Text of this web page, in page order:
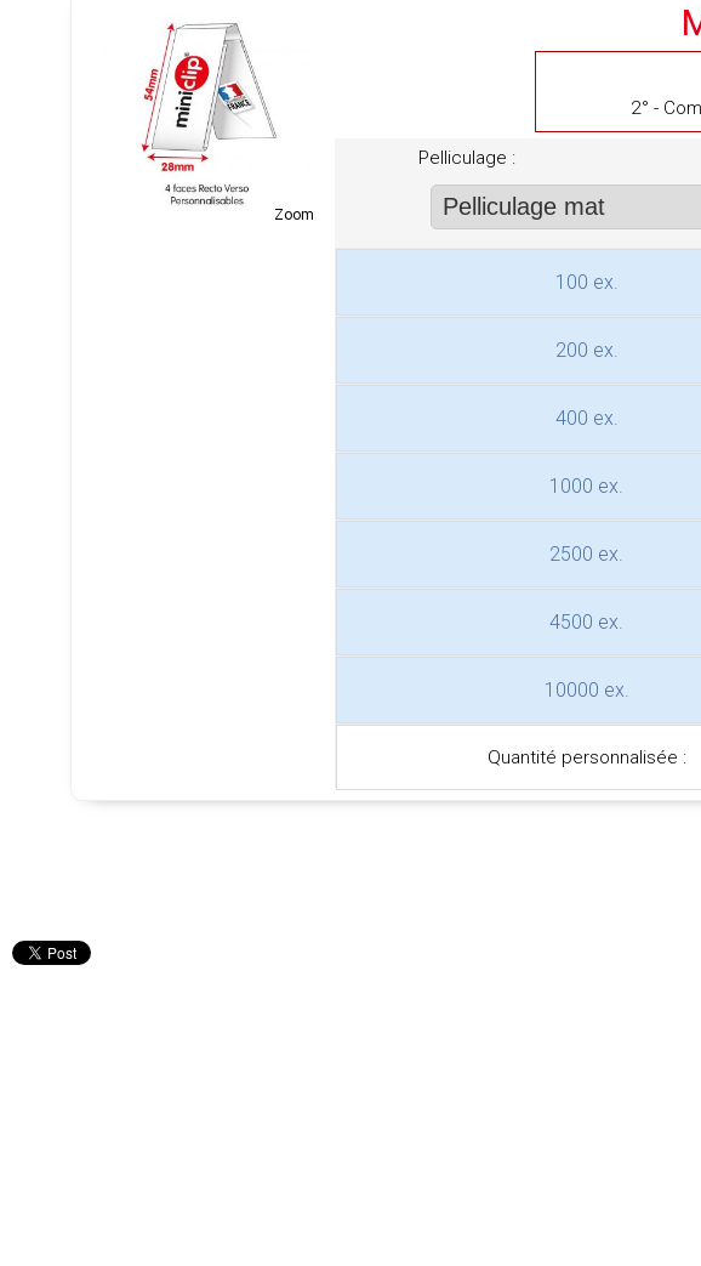
Zoom
100 ex.
200 ex.
400 ex.
1000 ex.
2500 ex.
4500 ex.
10000 ex.
Quantité personnalisée :
2° -
Pelliculage :